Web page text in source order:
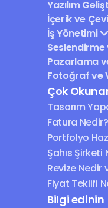
Yazılım
İçerik ve
İş Yönetimi
Seslendirme
Pazarlama
Fotoğraf ve
Çok
Tasarım
Fatura
Portfolyo
Şahıs Şirketi
Revize Nedir
Fiyat Teklifi
Bilgi edinin